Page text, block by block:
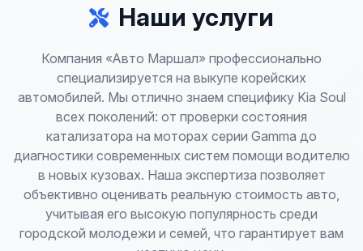
Наши услуги
Компания «Авто Маршал» профессионально
специализируется на выкупе корейских
автомобилей. Мы отлично знаем специфику Kia Soul
всех поколений: от проверки состояния
катализатора на моторах серии Gamma до
диагностики современных систем помощи водителю
в новых кузовах. Наша экспертиза позволяет
объективно оценивать реальную стоимость авто,
учитывая его высокую популярность среди
городской молодежи и семей, что гарантирует вам